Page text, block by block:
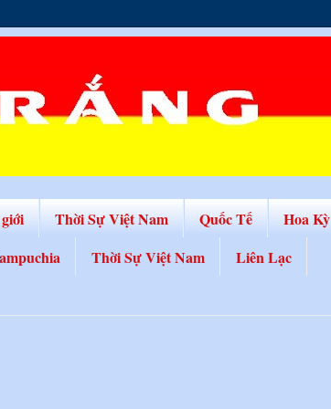
Thời Sự Việt Nam Quốc Tế
Hoa Kỳ
Thời Sự Việt Nam
Liên Lạc